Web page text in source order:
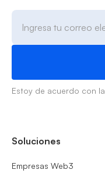
Estoy de acuerdo con la
Soluciones
Empresas Web3